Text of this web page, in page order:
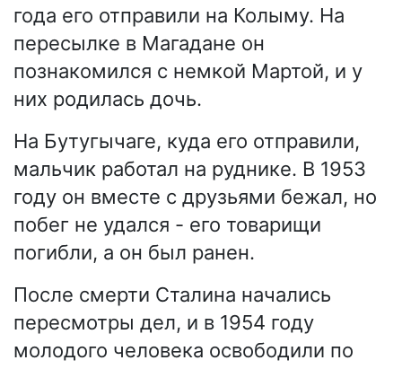
года его отправили на Колыму. На
пересылке в Магадане он
познакомился с немкой Мартой, и у
них родилась дочь.
На Бутугычаге, куда его отправили,
мальчик работал на руднике. В 1953
году он вместе с друзьями бежал, но
побег не удался - его товарищи
погибли, а он был ранен.
После смерти Сталина начались
пересмотры дел, и в 1954 году
молодого человека освободили по